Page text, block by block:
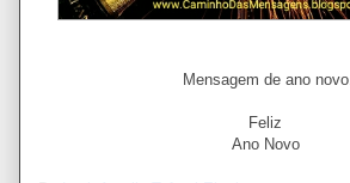
Mensagem de ano novo.
Feliz
Ano Novo